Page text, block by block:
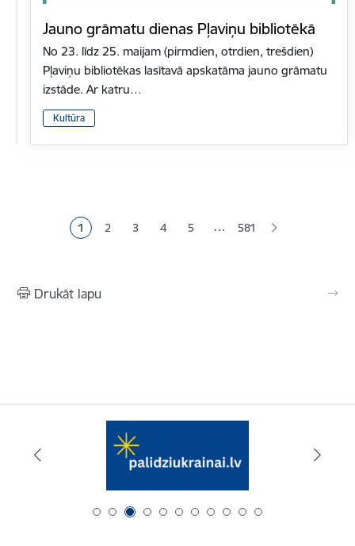
Jauno grāmatu dienas Pļaviņu bibliotēkā
No 23. līdz 25. maijam (pirmdien, otrdien, trešdien)
Pļaviņu bibliotēkas lasītavā apskatāma jauno grāmatu
izstāde. Ar katru…
Kultūra
Pašreizējā lapa
1 Lapa
2 Lapa
3 Lapa
4 Lapa
5 … 581
Drukāt lapu